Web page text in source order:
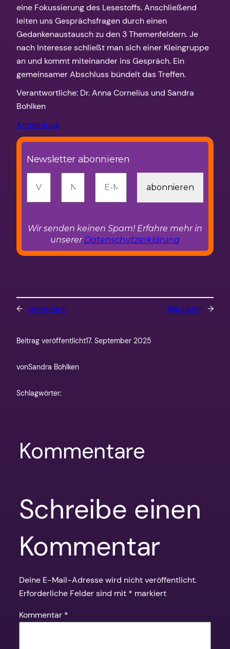
eine Fokussierung des Lesestoffs. Anschließend
leiten uns Gesprächsfragen durch einen
Gedankenaustausch zu den 3 Themenfeldern. Je
nach Interesse schließt man sich einer Kleingruppe
an und kommt miteinander ins Gespräch. Ein
gemeinsamer Abschluss bündelt das Treffen.
Verantwortliche: Dr. Anna Cornelius und Sandra
Bohlken
Anmeldung
Newsletter abonnieren
Wir senden keinen Spam! Erfahre mehr in
unserer Datenschutzerklärung
← Vorheriger Nächster →
Beitrag veröffentlicht17. September 2025
vonSandra Bohlken
Schlagwörter:
Kommentare
Schreibe einen
Kommentar
Deine E-Mail-Adresse wird nicht veröffentlicht.
Erforderliche Felder sind mit * markiert
Kommentar *